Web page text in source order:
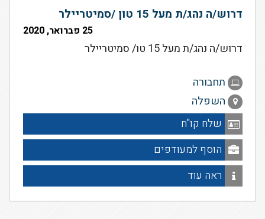
דרוש/ה נהג/ת מעל 15 טון /סמיטריילר
25 פברואר, 2020
דרוש/ה נהג/ת מעל 15 טו/ סמיטריילר
תחבורה
השפלה
שלח קו"ח
הוסף למעודפים
ראה עוד